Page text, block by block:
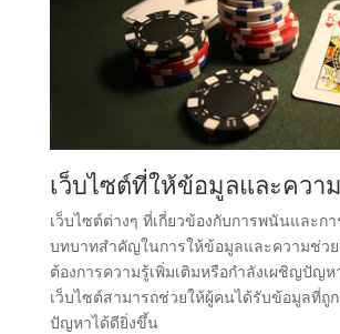
เว็บไซต์ที่ให้ข้อมูลและควา
เว็บไซต์ต่างๆ ที่เกี่ยวข้องกับการพนันและก
บทบาทสำคัญในการให้ข้อมูลและความช่วย
ต้องการความรู้เพิ่มเติมหรือกำลังเผชิญปัญ
เว็บไซต์สามารถช่วยให้ผู้คนได้รับข้อมูลที่ถู
ปัญหาได้ดียิ่งขึ้น